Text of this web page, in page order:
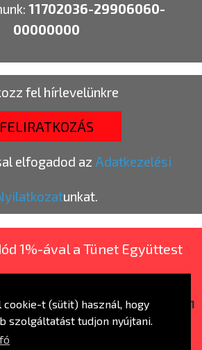
cookie-t (sütit) használ, hogy
szolgáltatást tudjon nyújtani.
11702036-29906060-
00000000
fel hírlevelünkre
FELIRATKOZÁS
elfogadod az Adatkezelési
unkat.
1%-ával a Tünet Együttest
Kft. |Adószám:14663507-2-41